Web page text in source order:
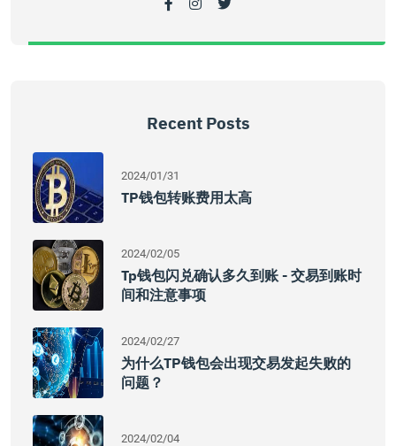
Recent Posts
2024/01/31
TP钱包转账费用太高
2024/02/05
Tp钱包闪兑确认多久到账 - 交易到账时
间和注意事项
2024/02/27
为什么TP钱包会出现交易发起失败的
问题？
2024/02/04